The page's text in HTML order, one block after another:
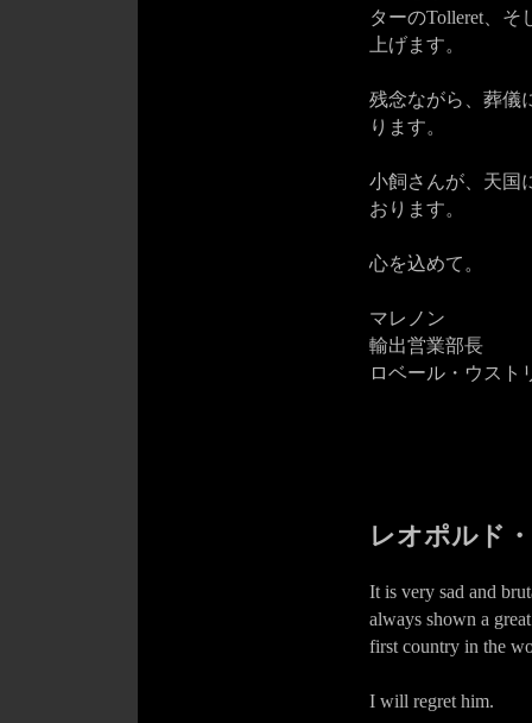
ターのTolleret、
上げます。
残念ながら、葬儀
ります。
小飼さんが、天国
おります。
心を込めて。
マレノン
輸出営業部長
ロベール・ウスト
レオポルド
It is very sad and
always shown a
first country in the
I will regret him.